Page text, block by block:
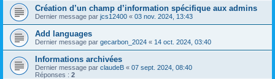
Création d’un champ d’information spécifique aux admins
Dernier message par jcs12400 « 03 nov. 2024, 13:43
Add languages
Dernier message par gecarbon_2024 « 14 oct. 2024, 03:40
Informations archivées
Dernier message par claudeB « 07 sept. 2024, 08:40
Réponses : 2